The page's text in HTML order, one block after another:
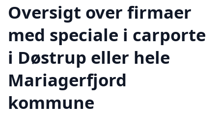
Oversigt over firmaer
med speciale i carporte
i Døstrup eller hele
Mariagerfjord
kommune